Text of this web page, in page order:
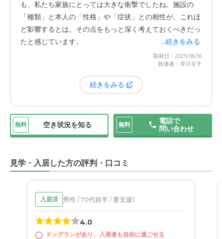
ただ、妄想の症状があり、孤独を感じやすい母にとって
は、常に誰かの目があり、リビングのような場所で自然に
人と関われるグループホームのような環境の方が合ってい
的に症状の進行や孤独感を強めてしまったのかもしれな
も、私たち家族にとっては大きな衝撃でしたね。施設の
「種類」と本人の「性格」や「症状」との相性が、これほ
ど影響するとは。その点をもっと深く考えておくべきだっ
たと感じています。
...続きをみる
取材日：2025/06/16
執筆者：岸川京子
続きをみる
無料 空き状況を知る 無料
電話で
問い合わせ
見学・入居した方の評判・口コミ
入居済 男性 / 70代前半 / 要支援1
4.0
ドッグランがあり、入居者も自由に過ごせる